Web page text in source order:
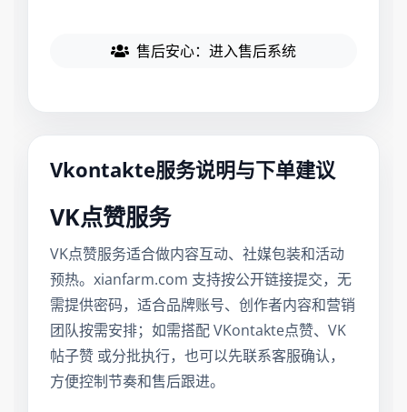
售后安心：进入售后系统
Vkontakte服务说明与下单建议
VK点赞服务
VK点赞服务适合做内容互动、社媒包装和活动
预热。xianfarm.com 支持按公开链接提交，无
需提供密码，适合品牌账号、创作者内容和营销
团队按需安排；如需搭配 VKontakte点赞、VK
帖子赞 或分批执行，也可以先联系客服确认，
方便控制节奏和售后跟进。